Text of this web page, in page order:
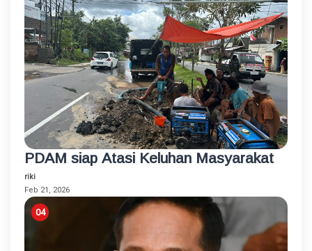
PDAM siap Atasi Keluhan Masyarakat
riki
Feb 21, 2026